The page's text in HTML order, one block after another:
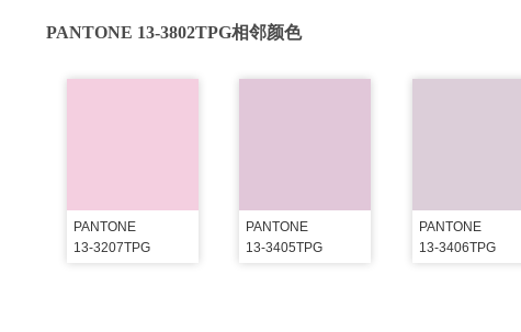
PANTONE 13-3802TPG相邻颜色
PANTONE
13-3207TPG
PANTONE
13-3405TPG
PANTONE
13-3406TPG